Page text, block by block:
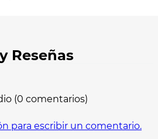
(0 comentarios)
para escribir un comentario.